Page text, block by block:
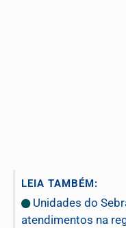
LEIA TAMBÉM:
Unidades do
atendimentos na